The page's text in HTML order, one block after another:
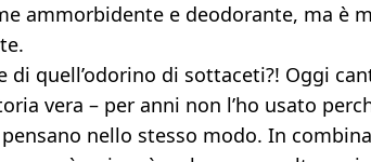
ammorbidente e deodorante, ma è
di quell’odorino di sottaceti?! Oggi
vera – per anni non l’ho usato
nello stesso modo. In